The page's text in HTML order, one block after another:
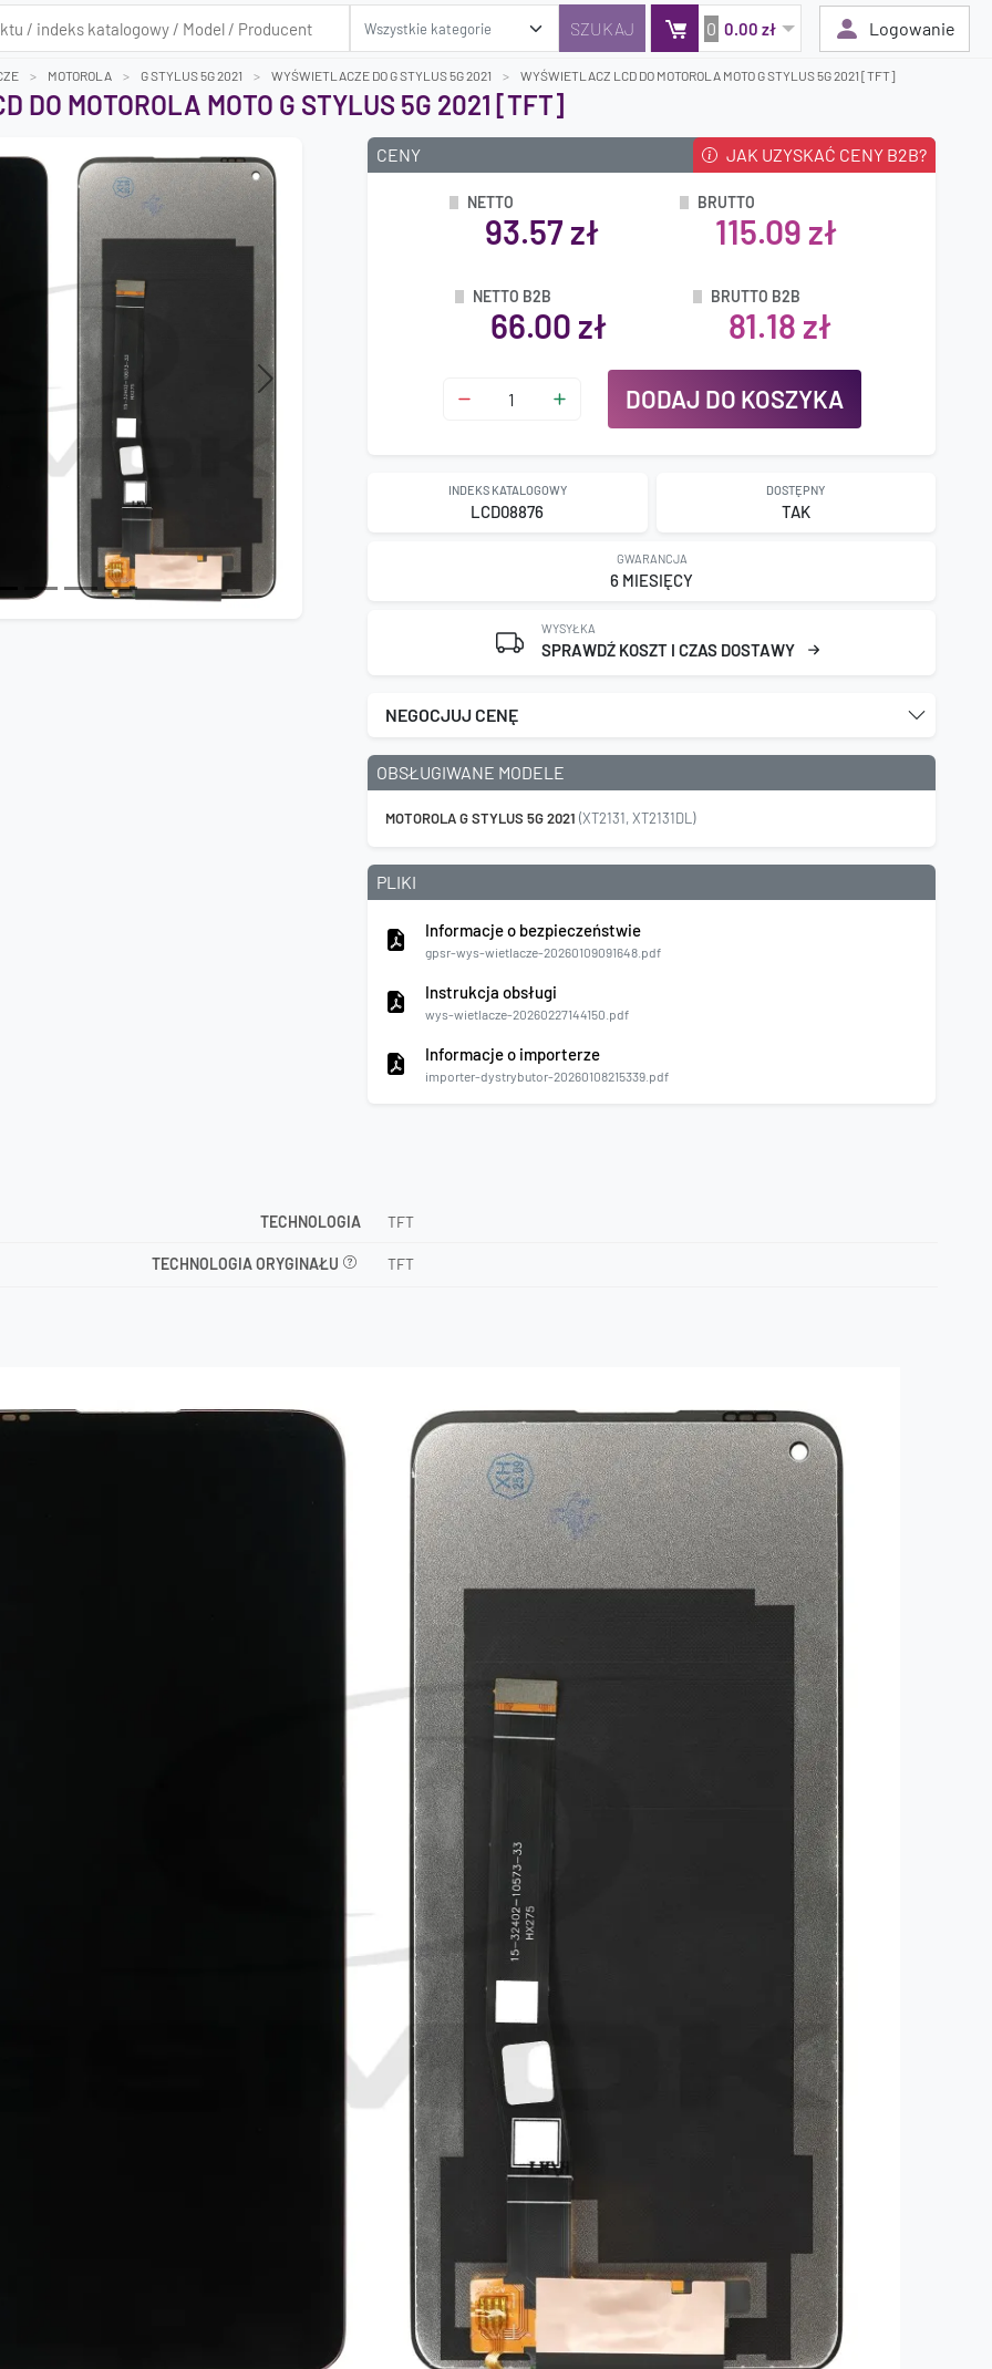
0 0.00 zł Logowanie
Twój koszyk jest pusty
MOTOROLA G STYLUS 5G 2021 WYŚWIETLACZE DO G STYLUS 5G 2021 WYŚWIETLACZ LCD DO MOTOROLA MOTO G STYLUS 5G 2021 [TFT]
DO MOTOROLA MOTO G STYLUS 5G 2021 [TFT]
Next
CENY JAK UZYSKAĆ CENY B2B?
NETTO
93.57 zł
BRUTTO
115.09 zł
NETTO B2B
66.00 zł
BRUTTO B2B
81.18 zł
DODAJ DO KOSZYKA
INDEKS KATALOGOWY
LCD08876
DOSTĘPNY
TAK
GWARANCJA
6 MIESIĘCY
WYSYŁKA
SPRAWDŹ KOSZT I CZAS DOSTAWY
NEGOCJUJ CENĘ
OBSŁUGIWANE MODELE
MOTOROLA G STYLUS 5G 2021 (XT2131, XT2131DL)
PLIKI
Informacje o bezpieczeństwie
gpsr-wys-wietlacze-20260109091648.pdf
Instrukcja obsługi
wys-wietlacze-20260227144150.pdf
Informacje o importerze
importer-dystrybutor-20260108215339.pdf
TECHNOLOGIA TFT
TECHNOLOGIA ORYGINAŁU TFT